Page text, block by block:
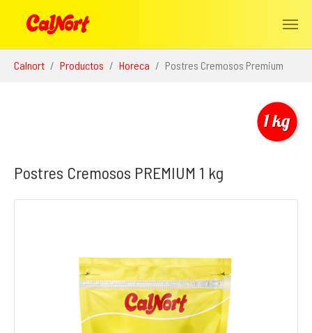
Calnort Productos Horeca Postres Cremosos Premium
Postres Cremosos PREMIUM 1 kg